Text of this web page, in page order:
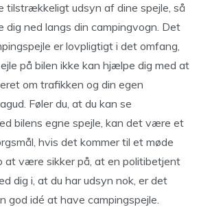
tilstrækkeligt udsyn af dine spejle, så
dig ned langs din campingvogn. Det
er lovpligtigt i det omfang,
på bilen ikke kan hjælpe dig med at
om trafikken og din egen
Føler du, at du kan se
bilens egne spejle, kan det være et
hvis det kommer til et møde
at være sikker på, at en politibetjent
dig i, at du har udsyn nok, er det
god idé at have campingspejle.